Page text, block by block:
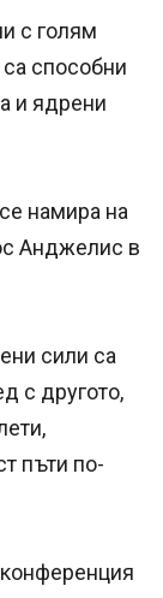
с голям
способни
и ядрени
намира на
Анджелис в
сили са
с другото,
пъти по-